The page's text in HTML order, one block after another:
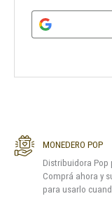
MONEDERO POP
Distribuidora Pop
Comprá ahora y
para usarlo